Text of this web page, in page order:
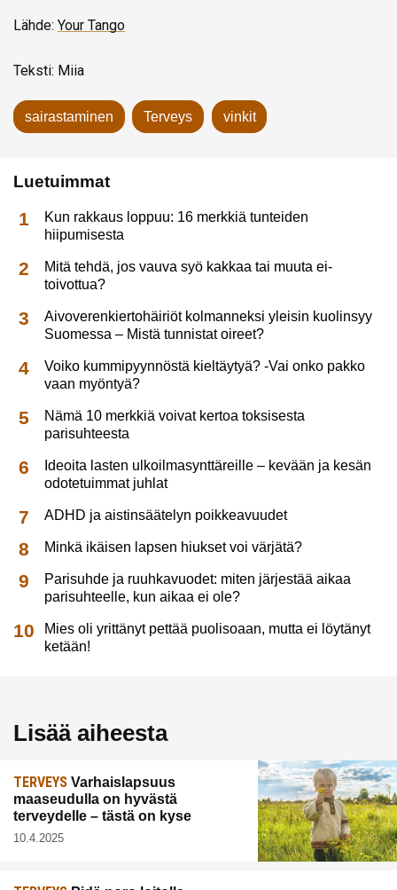
Lähde: Your Tango
Teksti: Miia
sairastaminen Terveys vinkit
Luetuimmat
Kun rakkaus loppuu: 16 merkkiä tunteiden
hiipumisesta
Mitä tehdä, jos vauva syö kakkaa tai muuta ei-
toivottua?
Aivoverenkiertohäiriöt kolmanneksi yleisin kuolinsyy
Suomessa – Mistä tunnistat oireet?
Voiko kummipyynnöstä kieltäytyä? -Vai onko pakko
vaan myöntyä?
Nämä 10 merkkiä voivat kertoa toksisesta
parisuhteesta
Ideoita lasten ulkoilmasynttäreille – kevään ja kesän
odotetuimmat juhlat
ADHD ja aistinsäätelyn poikkeavuudet
Minkä ikäisen lapsen hiukset voi värjätä?
Parisuhde ja ruuhkavuodet: miten järjestää aikaa
parisuhteelle, kun aikaa ei ole?
Mies oli yrittänyt pettää puolisoaan, mutta ei löytänyt
ketään!
Lisää aiheesta
TERVEYS Varhaislapsuus
maaseudulla on hyvästä
terveydelle – tästä on kyse
10.4.2025